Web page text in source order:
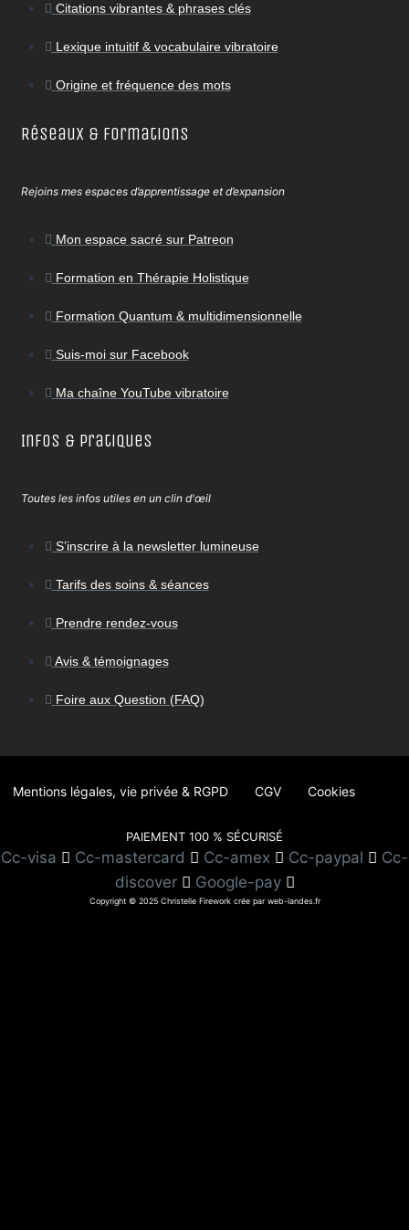
Citations vibrantes & phrases clés
Lexique intuitif & vocabulaire vibratoire
Origine et fréquence des mots
Réseaux & Formations
Rejoins mes espaces d’apprentissage et d’expansion
Mon espace sacré sur Patreon
Formation en Thérapie Holistique
Formation Quantum & multidimensionnelle
Suis-moi sur Facebook
Ma chaîne YouTube vibratoire
Infos & Pratiques
Toutes les infos utiles en un clin d'œil
S’inscrire à la newsletter lumineuse
Tarifs des soins & séances
Prendre rendez-vous
Avis & témoignages
Foire aux Question (FAQ)
Mentions légales, vie privée & RGPD CGV Cookies
PAIEMENT 100 % SÉCURISÉ
Cc-visa Cc-mastercard Cc-amex Cc-paypal
Cc-
discover
Google-pay
Copyright © 2025 Christelle Firework crée par web-landes.fr